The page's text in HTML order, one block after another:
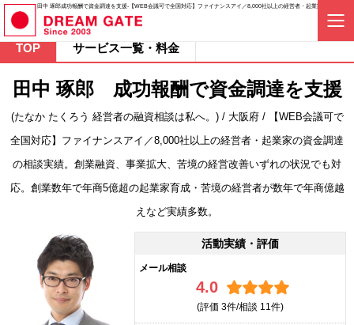
田中 琢郎成功報酬で資金調達を支援-【WEB会議可で全国対応】ファイナンスアイ／8,000社以上の経営者・起業家の資金調
TOP サービス一覧・料金
田中 琢郎 成功報酬で資金調達を支援
(たなか たくろう 経営者の融資相談は私へ。) / 大阪府 / 【WEB会議可で
全国対応】ファイナンスアイ／8,000社以上の経営者・起業家の資金調達
の相談実績。創業融資、事業拡大、苦境の経営改善いずれの状況でも対
応。創業数年で年商5億超の起業家育成・苦境の経営者が数年で年商億越
えなど実績多数。
活動実績・評価
メール相談
4.0
(評価 3件/相談 11件)